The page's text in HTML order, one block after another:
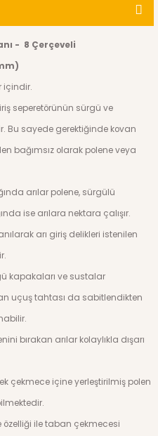
- 8 Çerçeveli
içindir.
seperetörünün sürgü ve
Bu sayede gerektiğinde kovan
bağımsız olarak polene veya
arılar polene, sürgülü
ise arılara nektara çalışır.
arı giriş delikleri istenilen
kapakaları ve sustalar
uçuş tahtası da sabitlendikten
bırakan arılar kolaylıkla dışarı
çekmece içine yerleştirilmiş polen
özelliği ile taban çekmecesi